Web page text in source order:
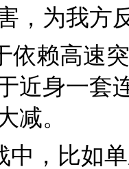
，为我方
依赖高速
近身一套
减。
中，比如